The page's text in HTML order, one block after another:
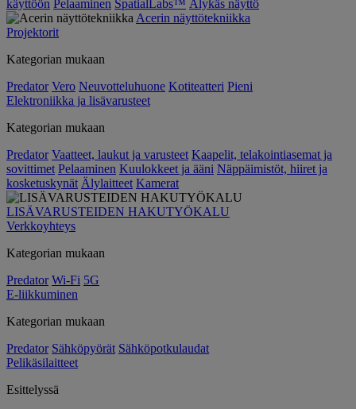
käyttöön Pelaaminen SpatialLabs™ Älykäs näyttö
Acerin näyttötekniikka
Projektorit
Kategorian mukaan
Predator Vero Neuvotteluhuone Kotiteatteri Pieni
Elektroniikka ja lisävarusteet
Kategorian mukaan
Predator Vaatteet, laukut ja varusteet Kaapelit, telakointiasemat ja
sovittimet Pelaaminen Kuulokkeet ja ääni Näppäimistöt, hiiret ja
kosketuskynät Älylaitteet Kamerat
LISÄVARUSTEIDEN HAKUTYÖKALU
Verkkoyhteys
Kategorian mukaan
Predator Wi-Fi 5G
E-liikkuminen
Kategorian mukaan
Predator Sähköpyörät Sähköpotkulaudat
Pelikäsilaitteet
Esittelyssä